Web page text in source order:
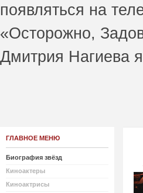
появляться на
«Осторожно,
Дмитрия Нагиева
ГЛАВНОЕ МЕНЮ
Биография звёзд
Киноактеры
Киноактрисы